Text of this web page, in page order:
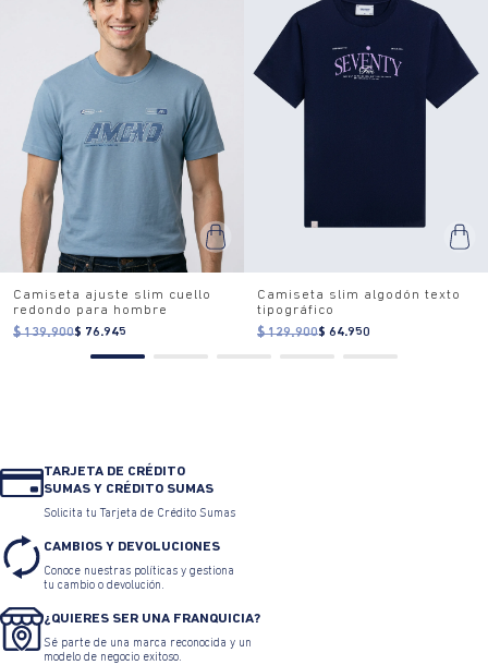
Camiseta ajuste slim cuello
redondo para hombre
$ 139.900$ 76.945
Camiseta slim algodón texto
tipográfico
$ 129.900$ 64.950
TARJETA DE CRÉDITO
SUMAS Y CRÉDITO SUMAS
Solicita tu Tarjeta de Crédito Sumas
CAMBIOS Y DEVOLUCIONES
Conoce nuestras políticas y gestiona
tu cambio o devolución.
¿QUIERES SER UNA FRANQUICIA?
Sé parte de una marca reconocida y un
modelo de negocio exitoso.